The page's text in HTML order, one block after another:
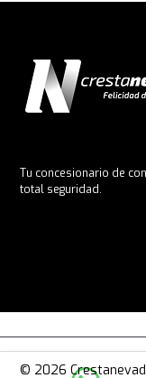
Tu concesionario de
total seguridad.
© 2026